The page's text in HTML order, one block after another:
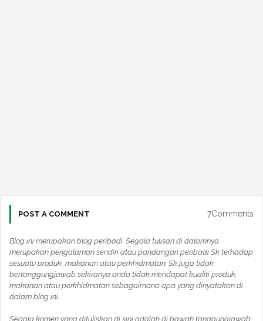
POST A COMMENT 7Comments
Blog ini merupakan blog peribadi. Segala tulisan di dalamnya
merupakan pengalaman sendiri atau pandangan peribadi Sk terhadap
sesuatu produk, makanan atau perkhidmatan. Sk juga tidak
bertanggungjawab sekiranya anda tidak mendapat kualiti produk,
makanan atau perkhidmatan sebagaimana apa yang dinyatakan di
dalam blog ini.
Segala komen yang dituliskan di sini adalah di bawah tanggungjawab